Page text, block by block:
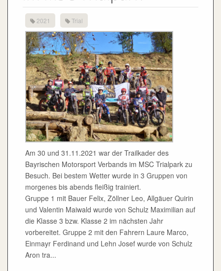
2021 Trial
Am 30 und 31.11.2021 war der Trailkader des
Bayrischen Motorsport Verbands im MSC Trialpark zu
Besuch. Bei bestem Wetter wurde in 3 Gruppen von
morgenes bis abends fleißig trainiert.
Gruppe 1 mit Bauer Felix, Zöllner Leo, Allgäuer Quirin
und Valentin Maiwald wurde von Schulz Maximilian auf
die Klasse 3 bzw. Klasse 2 im nächsten Jahr
vorbereitet. Gruppe 2 mit den Fahrern Laure Marco,
Einmayr Ferdinand und Lehn Josef wurde von Schulz
Aron tra...